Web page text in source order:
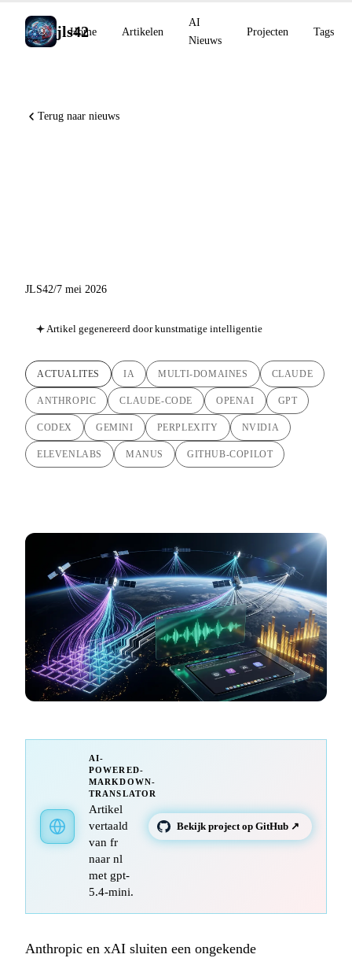
jls42
Home Artikelen
AI
Nieuws
Projecten Tags
Terug naar nieuws
JLS42/7 mei 2026
Artikel gegenereerd door kunstmatige intelligentie
ACTUALITES IA MULTI-DOMAINES CLAUDE
ANTHROPIC CLAUDE-CODE OPENAI GPT
CODEX GEMINI PERPLEXITY NVIDIA
ELEVENLABS MANUS GITHUB-COPILOT
AI-
POWERED-
MARKDOWN-
TRANSLATOR
Artikel
vertaald
van fr
naar nl
met gpt-
5.4-mini.
Bekijk project op GitHub ↗
Anthropic en xAI sluiten een ongekende